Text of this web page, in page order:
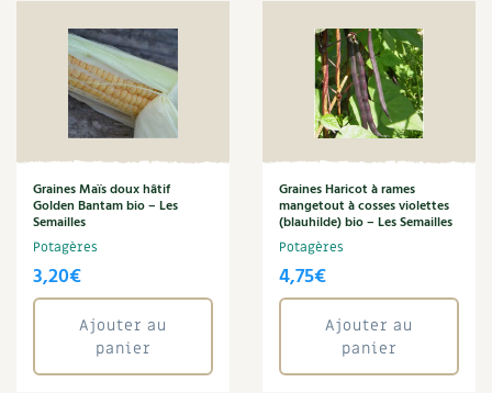
Soins et cosmétiques au naturel
Société et alternatives
Vivre l’écologie
Protéger la nature
Enfants
Actions pour la planète
Sarriette
Sauge
Seigle
Semailles
Semence
Semences de l'ombelle
Semis d'août
Semis d'avril
Semis de février
Semis de juillet
Semis de juin
Semis d'octobre
Souci
Tisane
Graines Maïs doux hâtif
Golden Bantam bio – Les
Semailles
Potagères
3,20€
Ajouter au
panier
Graines Haricot à rames
mangetout à cosses violettes
(blauhilde) bio – Les Semailles
Potagères
4,75€
Ajouter au
panier